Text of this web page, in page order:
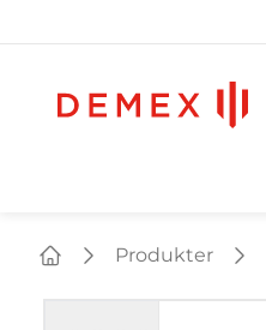
Produkter